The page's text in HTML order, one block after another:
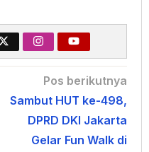
Pos berikutnya
Sambut HUT ke-498,
DPRD DKI Jakarta
Gelar Fun Walk di